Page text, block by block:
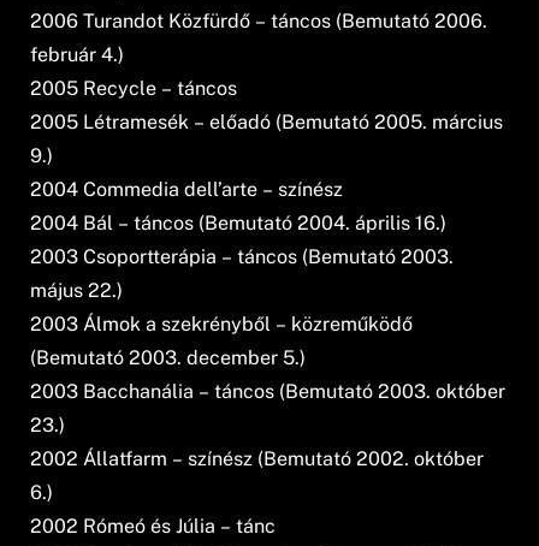
2006 Turandot Közfürdő – táncos (Bemutató 2006.
február 4.)
2005 Recycle – táncos
2005 Létramesék – előadó (Bemutató 2005. március
9.)
2004 Commedia dell’arte – színész
2004 Bál – táncos (Bemutató 2004. április 16.)
2003 Csoportterápia – táncos (Bemutató 2003.
május 22.)
2003 Álmok a szekrényből – közreműködő
(Bemutató 2003. december 5.)
2003 Bacchanália – táncos (Bemutató 2003. október
23.)
2002 Állatfarm – színész (Bemutató 2002. október
6.)
2002 Rómeó és Júlia – tánc